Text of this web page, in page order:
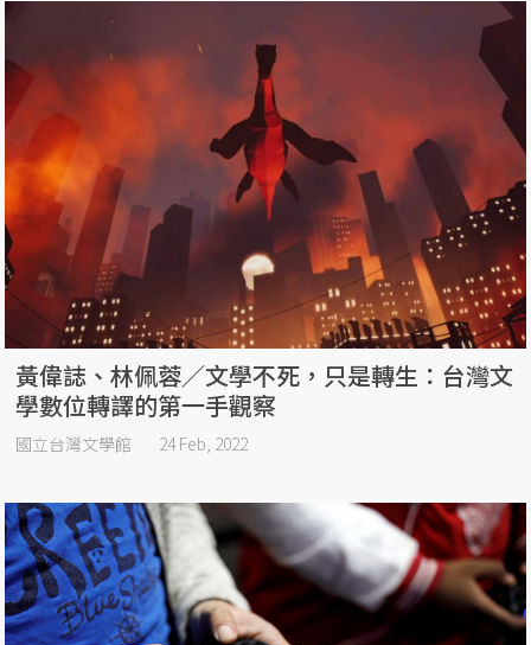
黃偉誌、林佩蓉／文學不死，只是轉生：台灣文
學數位轉譯的第一手觀察
國立台灣文學館 24 Feb, 2022